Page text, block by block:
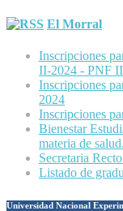
El Morral
Inscripciones
II-2024 - PNF
Inscripciones
2024
Inscripciones
Bienestar
materia de salud.
Secretaria
Listado de
Universidad Nacional